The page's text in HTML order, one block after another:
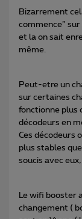
Bizarrement
commence” sur
et la on sait
même.
Peut-etre un
sur certaines
fonctionne plus
décodeurs en
Ces décodeurs
plus stables
soucis avec
Le wifi booster
changement (